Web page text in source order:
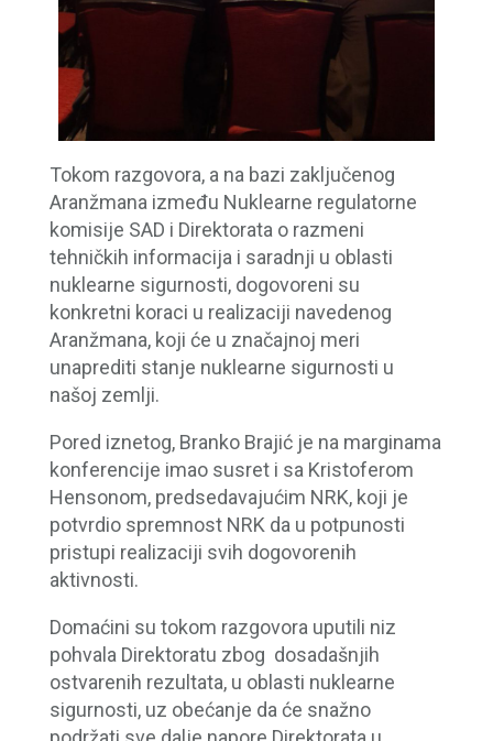
Tokom razgovora, a na bazi zaključenog
Aranžmana između Nuklearne regulatorne
komisije SAD i Direktorata o razmeni
tehničkih informacija i saradnji u oblasti
nuklearne sigurnosti, dogovoreni su
konkretni koraci u realizaciji navedenog
Aranžmana, koji će u značajnoj meri
unaprediti stanje nuklearne sigurnosti u
našoj zemlji.
Pored iznetog, Branko Brajić je na marginama
konferencije imao susret i sa Kristoferom
Hensonom, predsedavajućim NRK, koji je
potvrdio spremnost NRK da u potpunosti
pristupi realizaciji svih dogovorenih
aktivnosti.
Domaćini su tokom razgovora uputili niz
pohvala Direktoratu zbog dosadašnjih
ostvarenih rezultata, u oblasti nuklearne
sigurnosti, uz obećanje da će snažno